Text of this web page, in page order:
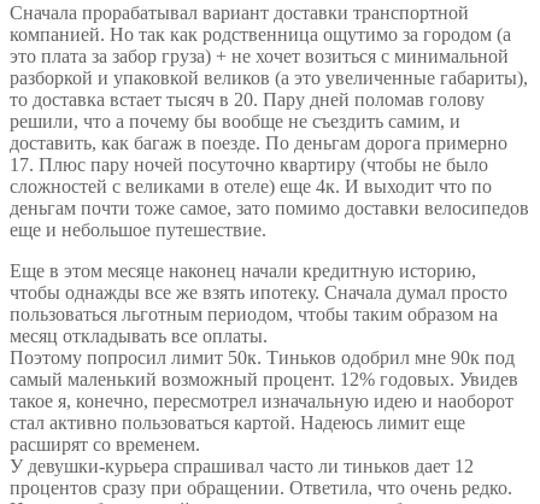
Сначала прорабатывал вариант доставки транспортной
компанией. Но так как родственница ощутимо за городом (а
это плата за забор груза) + не хочет возиться с минимальной
разборкой и упаковкой великов (а это увеличенные габариты),
то доставка встает тысяч в 20. Пару дней поломав голову
решили, что а почему бы вообще не съездить самим, и
доставить, как багаж в поезде. По деньгам дорога примерно
17. Плюс пару ночей посуточно квартиру (чтобы не было
сложностей с великами в отеле) еще 4к. И выходит что по
деньгам почти тоже самое, зато помимо доставки велосипедов
еще и небольшое путешествие.
Еще в этом месяце наконец начали кредитную историю,
чтобы однажды все же взять ипотеку. Сначала думал просто
пользоваться льготным периодом, чтобы таким образом на
месяц откладывать все оплаты.
Поэтому попросил лимит 50к. Тиньков одобрил мне 90к под
самый маленький возможный процент. 12% годовых. Увидев
такое я, конечно, пересмотрел изначальную идею и наоборот
стал активно пользоваться картой. Надеюсь лимит еще
расширят со временем.
У девушки-курьера спрашивал часто ли тиньков дает 12
процентов сразу при обращении. Ответила, что очень редко.